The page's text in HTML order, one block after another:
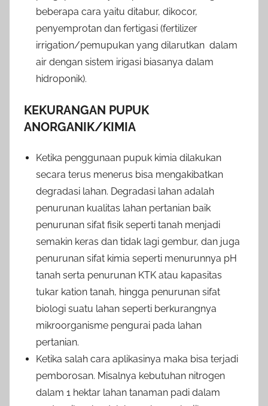
beberapa cara yaitu ditabur, dikocor,
penyemprotan dan fertigasi (fertilizer
irrigation/pemupukan yang dilarutkan dalam
air dengan sistem irigasi biasanya dalam
hidroponik).
KEKURANGAN PUPUK
ANORGANIK/KIMIA
Ketika penggunaan pupuk kimia dilakukan
secara terus menerus bisa mengakibatkan
degradasi lahan. Degradasi lahan adalah
penurunan kualitas lahan pertanian baik
penurunan sifat fisik seperti tanah menjadi
semakin keras dan tidak lagi gembur, dan juga
penurunan sifat kimia seperti menurunnya pH
tanah serta penurunan KTK atau kapasitas
tukar kation tanah, hingga penurunan sifat
biologi suatu lahan seperti berkurangnya
mikroorganisme pengurai pada lahan
pertanian.
Ketika salah cara aplikasinya maka bisa terjadi
pemborosan. Misalnya kebutuhan nitrogen
dalam 1 hektar lahan tanaman padi dalam